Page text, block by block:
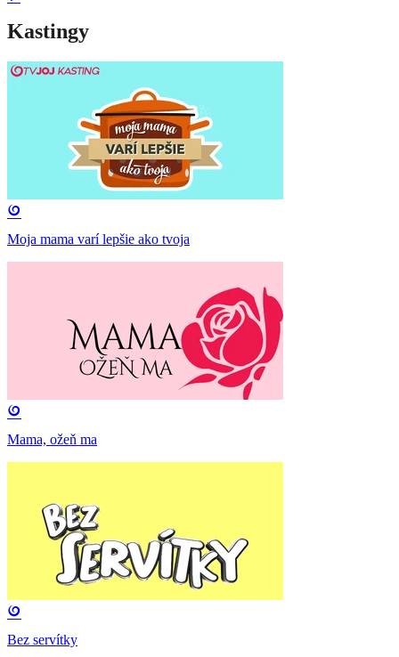
Kastingy
Moja mama varí lepšie ako tvoja
Mama, ožeň ma
Bez servítky